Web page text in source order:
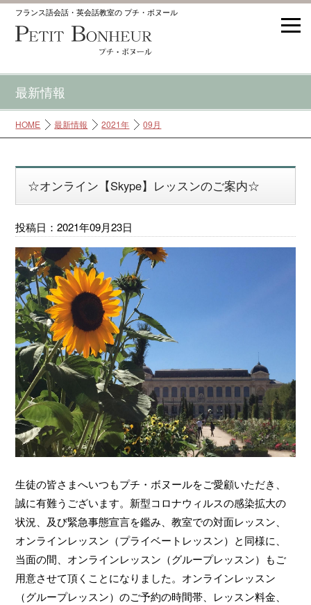
フランス語会話・英会話教室の プチ・ボヌール
最新情報
HOME 最新情報 2021年 09月
☆オンライン【Skype】レッスンのご案内☆
投稿日：2021年09月23日
生徒の皆さまへいつもプチ・ボヌールをご愛顧いただき、
誠に有難うございます。新型コロナウィルスの感染拡大の
状況、及び緊急事態宣言を鑑み、教室での対面レッスン、
オンラインレッスン（プライベートレッスン）と同様に、
当面の間、オンラインレッスン（グループレッスン）もご
用意させて頂くことになりました。オンラインレッスン
（グループレッスン）のご予約の時間帯、レッスン料金、